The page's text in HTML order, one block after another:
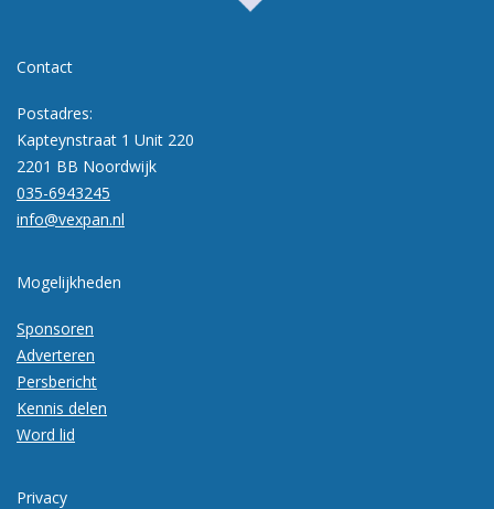
Contact
Postadres:
Kapteynstraat 1 Unit 220
2201 BB Noordwijk
035-6943245
info@vexpan.nl
Mogelijkheden
Sponsoren
Adverteren
Persbericht
Kennis delen
Word lid
Privacy